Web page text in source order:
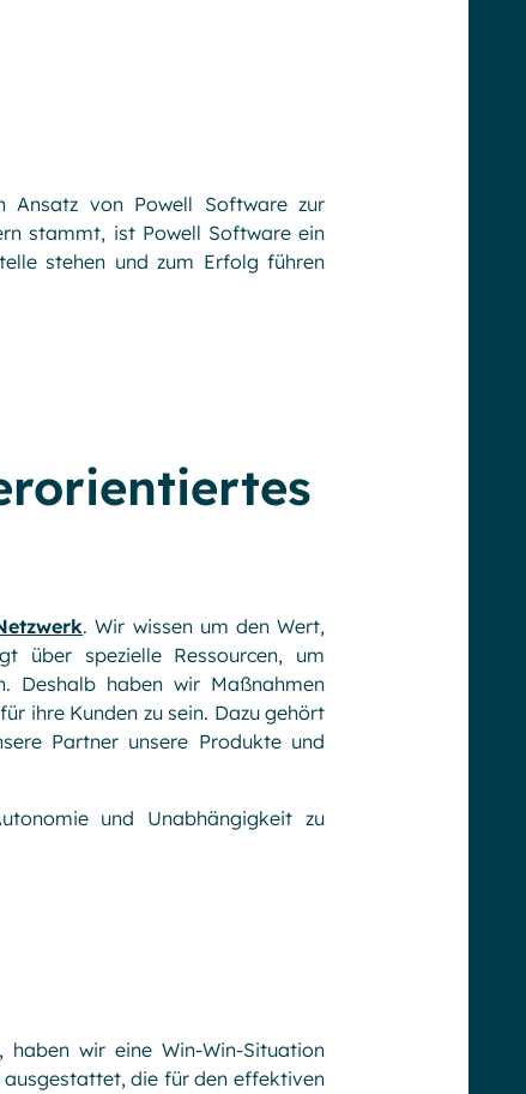
von Powell Software zur
stammt, ist Powell Software ein
stehen und zum Erfolg führen
. Wir wissen um den Wert,
über spezielle Ressourcen, um
Deshalb haben wir Maßnahmen
ihre Kunden zu sein. Dazu gehört
Partner unsere Produkte und
und Unabhängigkeit zu
wir eine Win-Win-Situation
ausgestattet, die für den effektiven